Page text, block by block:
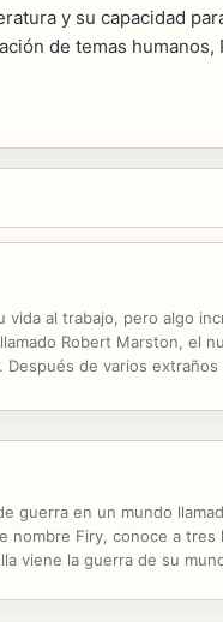
y su capacidad
de temas
al trabajo, pero algo
Robert Marston, el
de varios
guerra en un mundo
Firy, conoce a
viene la guerra de su